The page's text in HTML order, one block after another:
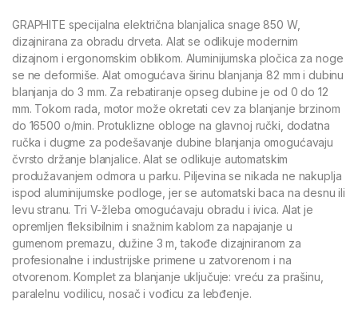
GRAPHITE specijalna električna blanjalica snage 850 W,
dizajnirana za obradu drveta. Alat se odlikuje modernim
dizajnom i ergonomskim oblikom. Aluminijumska pločica za noge
se ne deformiše. Alat omogućava širinu blanjanja 82 mm i dubinu
blanjanja do 3 mm. Za rebatiranje opseg dubine je od 0 do 12
mm. Tokom rada, motor može okretati cev za blanjanje brzinom
do 16500 o/min. Protuklizne obloge na glavnoj ručki, dodatna
ručka i dugme za podešavanje dubine blanjanja omogućavaju
čvrsto držanje blanjalice. Alat se odlikuje automatskim
produžavanjem odmora u parku. Piljevina se nikada ne nakuplja
ispod aluminijumske podloge, jer se automatski baca na desnu ili
levu stranu. Tri V-žleba omogućavaju obradu i ivica. Alat je
opremljen fleksibilnim i snažnim kablom za napajanje u
gumenom premazu, dužine 3 m, takođe dizajniranom za
profesionalne i industrijske primene u zatvorenom i na
otvorenom. Komplet za blanjanje uključuje: vreću za prašinu,
paralelnu vodilicu, nosač i vođicu za lebđenje.